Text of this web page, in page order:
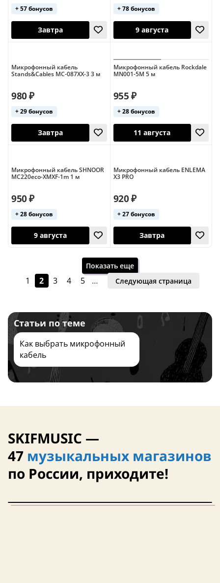
+ 57 бонусов + 78 бонусов
Микрофонный кабель
Stands&Cables MC-087XX-3 3 м
980 ₽
+ 29 бонусов
Завтра
Микрофонный кабель Rockdale
MN001-5M 5 м
955 ₽
+ 28 бонусов
11 августа
Микрофонный кабель SHNOOR
MC220eco-XMXF-1m 1 м
950 ₽
+ 28 бонусов
9 августа
Микрофонный кабель ENLEMA
X3 PRO
920 ₽
+ 27 бонусов
Показать еще
1 2 3 4 5 … Следующая страница
Статьи по теме
Как выбрать микрофонный
кабель
SKIFMUSIC —
47 музыкальных магазинов
по России, приходите!